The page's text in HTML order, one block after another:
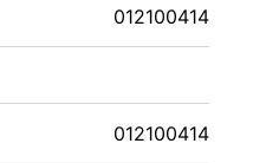
012100414
012100414